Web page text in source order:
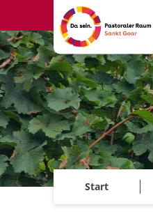
Zum Inhalt springen
Start